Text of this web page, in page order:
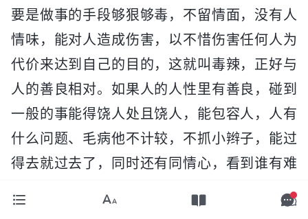
要是做事的手段够狠够毒，不留情面，没有人
情味，能对人造成伤害，以不惜伤害任何人为
代价来达到自己的目的，这就叫毒辣，正好与
人的善良相对。如果人的人性里有善良，碰到
一般的事能得饶人处且饶人，能包容人，人有
什么问题、毛病他不计较，不抓小辫子，能过
得去就过去了，同时还有同情心，看到谁有难
处了能帮就帮，以帮助人为快乐，以造就人为